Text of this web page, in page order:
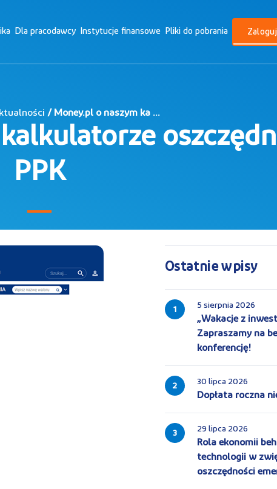
Dla pracodawcy Instytucje finansowe Pliki do pobrania
/ Money.pl o naszym ka ...
PPK
Ostatnie wpisy
1 5 sierpnia 2026
„Wakacje z
Zapraszamy na
konferencję!
2 30 lipca 2026
Dopłata roczna
3 29 lipca 2026
Rola ekonomii
technologii w
oszczędności